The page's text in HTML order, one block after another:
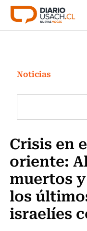
Click acá para ir
Investigación
Cultura
Programas
Noticias
Crisis en
oriente:
muertos
los
israelíes